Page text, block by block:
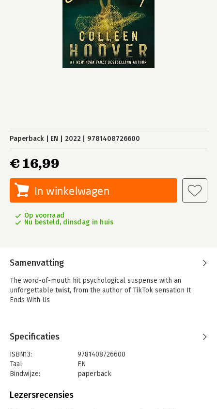
Paperback EN 2022 9781408726600
€ 16,99
In winkelwagen
Op voorraad
Nu besteld, dinsdag in huis
Samenvatting
The word-of-mouth hit psychological suspense with an
unforgettable twist, from the author of TikTok sensation It
Ends With Us
Specificaties
ISBN13:
9781408726600
Taal:
EN
Bindwijze:
paperback
Uitgever:
Lezersrecensies